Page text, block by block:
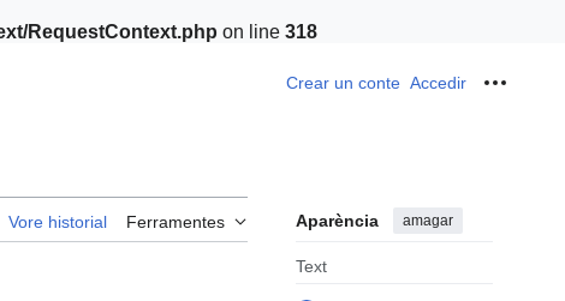
RequestContext.php on line 318
Crear un conte Accedir
Vore historial Ferramentes Aparència amagar
Text